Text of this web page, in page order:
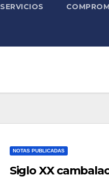
SERVICIOS
NOTAS PUBLICADAS
Siglo XX